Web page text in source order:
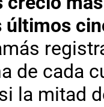
últimos
de cada
la mitad